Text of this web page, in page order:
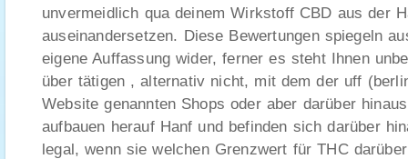
unvermeidlich qua deinem Wirkstoff CBD aus der
auseinandersetzen. Diese Bewertungen spiegeln
eigene Auffassung wider, ferner es steht Ihnen
über tätigen , alternativ nicht, mit dem der uff
Website genannten Shops oder aber darüber
aufbauen herauf Hanf und befinden sich darüber
legal, wenn sie welchen Grenzwert für THC